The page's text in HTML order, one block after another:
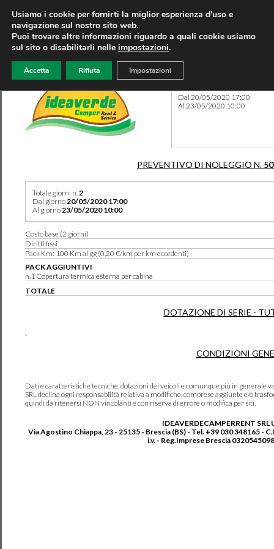
Dal 20/05/2020 17:00
Al 23/05/2020 10:00
PREVENTIVO DI NOLEGGIO N.
Totale giorni n.2
Dal giorno20/05/2020 17:00
Al giorno23/05/2020 10:00
Costo base (2 giorni)
Diritti fissi
Pack Km: 100 Km al gg (0,20 €/km per km eccedenti)
PACK AGGIUNTIVI
n.1 Copertura termica esterna per cabina
TOTALE
DOTAZIONE DI SERIE -
CONDIZIONI
Dati e caratteristiche tecniche, dotazioni dei veicoli e comunque più in generale
SRL declina ogni responsabilità relativa a modifiche, comprese aggiunte e/o
quindi da ritenersi NON vincolanti e con riserva di errore o modifica per siti.
IDEAVERDECAMPERRENT SRL
Via Agostino Chiappa, 23 - 25135 - Brescia (BS) - Tel. +39 030 348165 -
i.v. - Reg.Imprese Brescia
Usiamo i cookie per fornirti la miglior esperienza d'uso e
navigazione sul nostro sito web.
Puoi trovare altre informazioni riguardo a quali cookie usiamo
sul sito o disabilitarli nelle impostazioni.
Accetta Rifiuta Impostazioni